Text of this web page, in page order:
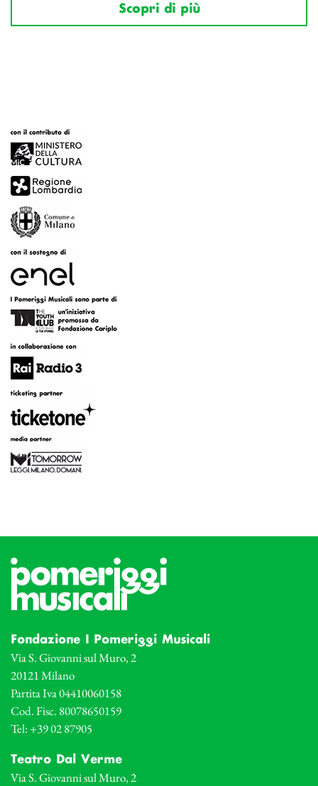
Scopri di più
Fondazione I Pomeriggi Musicali
Via S. Giovanni sul Muro, 2
20121 Milano
Partita Iva 04410060158
Cod. Fisc. 80078650159
Tel: +39 02 87905
Teatro Dal Verme
Via S. Giovanni sul Muro, 2